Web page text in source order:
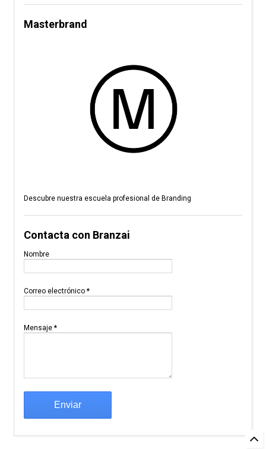
Masterbrand
Descubre nuestra escuela profesional de Branding
Contacta con Branzai
Nombre
Correo electrónico *
Mensaje *